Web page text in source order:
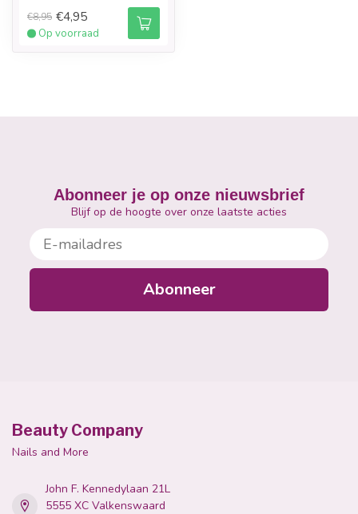
€8,95 €4,95
Op voorraad
Abonneer je op onze nieuwsbrief
Blijf op de hoogte over onze laatste acties
E-mailadres
Abonneer
Beauty Company
Nails and More
John F. Kennedylaan 21L
5555 XC Valkenswaard